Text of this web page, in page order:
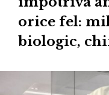
orice fel:
biologic,